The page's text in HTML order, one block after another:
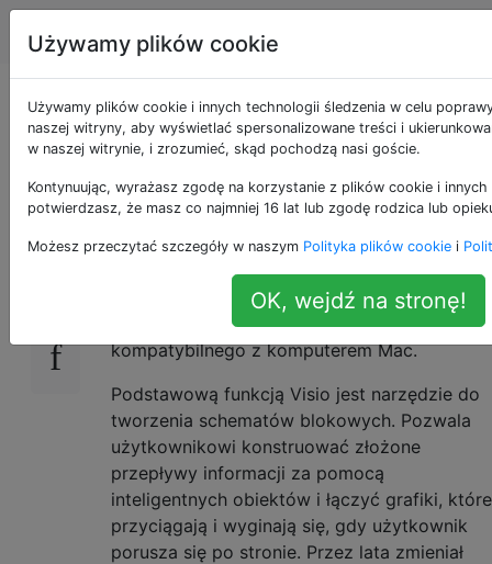
Apple Tagi
Jakie są zamienniki
Mac OS X dla Visio?
31
Visio jest najbardziej widocznym przykładem
programu, który uważam za przydatny w
systemie Windows, dla którego nie
zidentyfikowałem zamiennika
kompatybilnego z komputerem Mac.
Podstawową funkcją Visio jest narzędzie do
tworzenia schematów blokowych. Pozwala
użytkownikowi konstruować złożone
przepływy informacji za pomocą
inteligentnych obiektów i łączyć grafiki, które
przyciągają i wyginają się, gdy użytkownik
porusza się po stronie. Przez lata zmieniał
Używamy plików cookie
Używamy plików cookie i innych technologii śledzenia w celu
naszej witryny, aby wyświetlać spersonalizowane treści i
w naszej witrynie, i zrozumieć, skąd pochodzą nasi goście.
Kontynuując, wyrażasz zgodę na korzystanie z plików cookie i
potwierdzasz, że masz co najmniej 16 lat lub zgodę rodzica lub
Możesz przeczytać szczegóły w naszym Polityka plików cookie i
OK, wejdź na stronę!